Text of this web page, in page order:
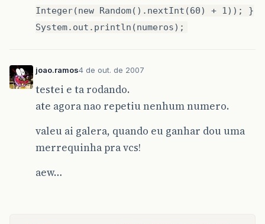
Integer(new Random().nextInt(60) + 1)); }
System.out.println(numeros);
joao.ramos4 de out. de 2007
testei e ta rodando.
ate agora nao repetiu nenhum numero.
valeu ai galera, quando eu ganhar dou uma
merrequinha pra vcs!
aew…